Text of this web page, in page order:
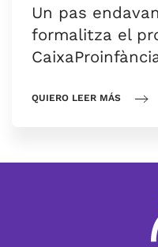
Un pas
formalitza el
QUIERO LEER MÁS